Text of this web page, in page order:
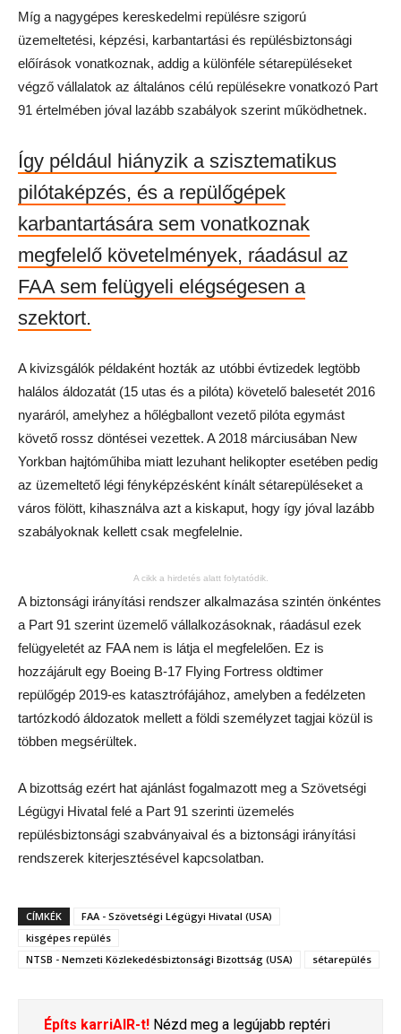
Míg a nagygépes kereskedelmi repülésre szigorú
üzemeltetési, képzési, karbantartási és repülésbiztonsági
előírások vonatkoznak, addig a különféle sétarepüléseket
végző vállalatok az általános célú repülésekre vonatkozó Part
91 értelmében jóval lazább szabályok szerint működhetnek.
Így például hiányzik a szisztematikus
pilótaképzés, és a repülőgépek
karbantartására sem vonatkoznak
megfelelő követelmények, ráadásul az
FAA sem felügyeli elégségesen a
szektort.
A kivizsgálók példaként hozták az utóbbi évtizedek legtöbb
halálos áldozatát (15 utas és a pilóta) követelő balesetét 2016
nyaráról, amelyhez a hőlégballont vezető pilóta egymást
követő rossz döntései vezettek. A 2018 márciusában New
Yorkban hajtóműhiba miatt lezuhant helikopter esetében pedig
az üzemeltető légi fényképzésként kínált sétarepüléseket a
város fölött, kihasználva azt a kiskaput, hogy így jóval lazább
szabályoknak kellett csak megfelelnie.
A cikk a hirdetés alatt folytatódik.
A biztonsági irányítási rendszer alkalmazása szintén önkéntes
a Part 91 szerint üzemelő vállalkozásoknak, ráadásul ezek
felügyeletét az FAA nem is látja el megfelelően. Ez is
hozzájárult egy Boeing B-17 Flying Fortress oldtimer
repülőgép 2019-es katasztrófájához, amelyben a fedélzeten
tartózkodó áldozatok mellett a földi személyzet tagjai közül is
többen megsérültek.
A bizottság ezért hat ajánlást fogalmazott meg a Szövetségi
Légügyi Hivatal felé a Part 91 szerinti üzemelés
repülésbiztonsági szabványaival és a biztonsági irányítási
rendszerek kiterjesztésével kapcsolatban.
CÍMKÉK
FAA - Szövetségi Légügyi Hivatal (USA)
kisgépes repülés
NTSB - Nemzeti Közlekedésbiztonsági Bizottság (USA)
sétarepülés
Építs karriAIR-t! Nézd meg a legújabb reptéri